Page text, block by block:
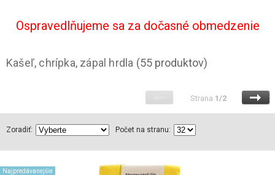
Ospravedlňujeme sa za dočasné obmedzenie
Kašeľ, chrípka, zápal hrdla (55 produktov)
Strana 1/2
Zoradiť: Počet na stranu:
Najpredávanejšie